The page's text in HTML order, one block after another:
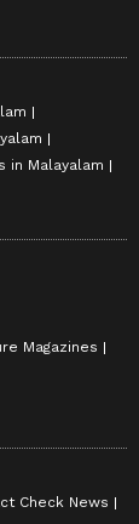
in Malayalam
Magazines
Check News